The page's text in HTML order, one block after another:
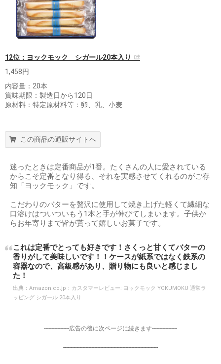
12位：ヨックモック シガール20本入り
1,458円
内容量：20本
賞味期限：製造日から120日
原材料：特定原材料等：卵、乳、小麦
この商品の通販サイトへ
迷ったときは定番商品が1番。たくさんの人に愛されている
からこそ定番となり得る、それを実感させてくれるのがご存
知「ヨックモック」です。
こだわりのバターを贅沢に使用して焼き上げた軽くて繊細な
口溶けはついついもう1本と手が伸びてしまいます。子供か
らお年寄りまで皆が貰って嬉しいお菓子です。
これは定番でとっても好きです！さくっと甘くてバターの
香りがして美味しいです！！ケースが紙系ではなく鉄系の
容器なので、高級感があり、贈り物にも良いと感じまし
た！
出典： Amazon.co.jp：カスタマーレビュー: ヨックモック YOKUMOKU 通常ラ
ッピング シガール 20本入り
-----------------広告の後に次ページに続きます-----------------
----------------------------------------------------------------